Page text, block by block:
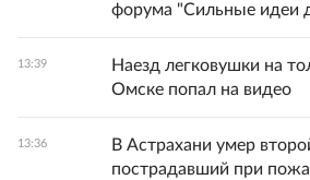
форума "Сильные идеи
13:39
Наезд легковушки на
Омске попал на видео
13:36
В Астрахани умер
пострадавший при